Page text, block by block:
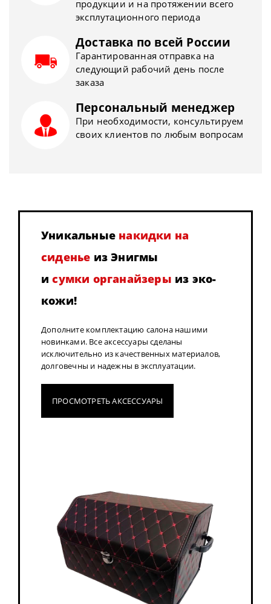
продукции и на протяжении всего
эксплутационного периода
Доставка по всей России
Гарантированная отправка на
следующий рабочий день после
заказа
Персональный менеджер
При необходимости, консультируем
своих клиентов по любым вопросам
Уникальные накидки на
сиденье из Энигмы
исумки органайзеры из эко-
кожи!
Дополните комплектацию салона нашими
новинками. Все аксессуары сделаны
исключительно из качественных материалов,
долговечны и надежны в эксплуатации.
ПРОСМОТРЕТЬ АКСЕССУАРЫ